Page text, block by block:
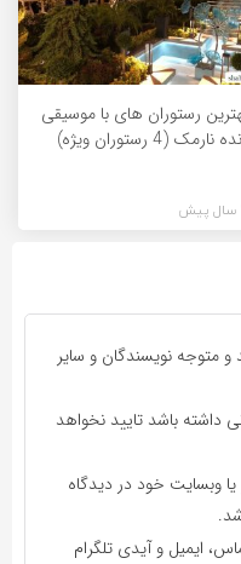
رستوران های با موسیقی
نارمک (4 رستوران ویژه)
متوجه نویسندگان و سایر
داشته باشد تایید نخواهد
وبسایت خود در دیدگاه
ایمیل و آیدی تلگرام